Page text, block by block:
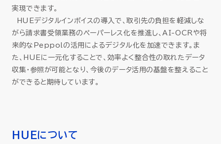
実現できます。
HUEデジタルインボイスの導入で、取引先の負担を軽減しな
がら請求書受領業務のペーパーレス化を推進し、AI-OCRや将
来的なPeppolの活用によるデジタル化を加速できます。ま
た、HUEに一元化することで、効率よく整合性の取れたデータ
収集・参照が可能となり、今後のデータ活用の基盤を整えること
ができると期待しています。
HUEについて